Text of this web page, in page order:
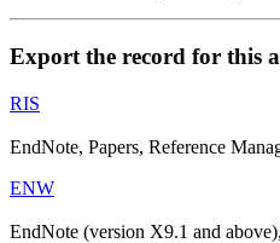
Export the record for this
RIS
EndNote, Papers, Reference
ENW
EndNote (version X9.1 and